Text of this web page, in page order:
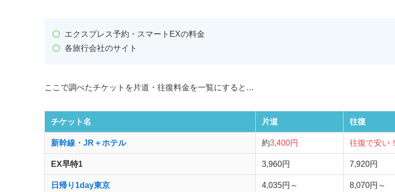
エクスプレス予約・スマートEXの料金
各旅行会社のサイト
ここで調べたチケットを片道・往復料金を一覧にすると…
チケット名 片道 往復
新幹線・JR＋ホテル 約3,400円 往復で安い！
EX早特1 3,960円 7,920円
日帰り1day東京 4,035円～ 8,070円～